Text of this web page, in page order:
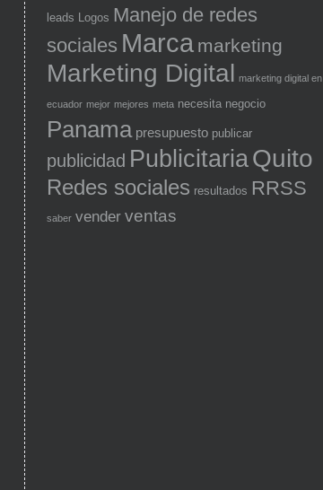
leads Logos Manejo de redes
sociales Marca marketing
Marketing Digital marketing digital en
ecuador mejor mejores meta necesita negocio
Panama presupuesto publicar
publicidad PublicitariaQuito
Redes sociales resultados RRSS
saber vender ventas